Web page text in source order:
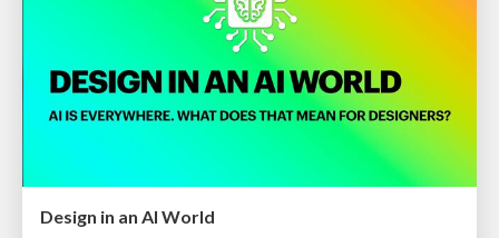
Design in an AI World